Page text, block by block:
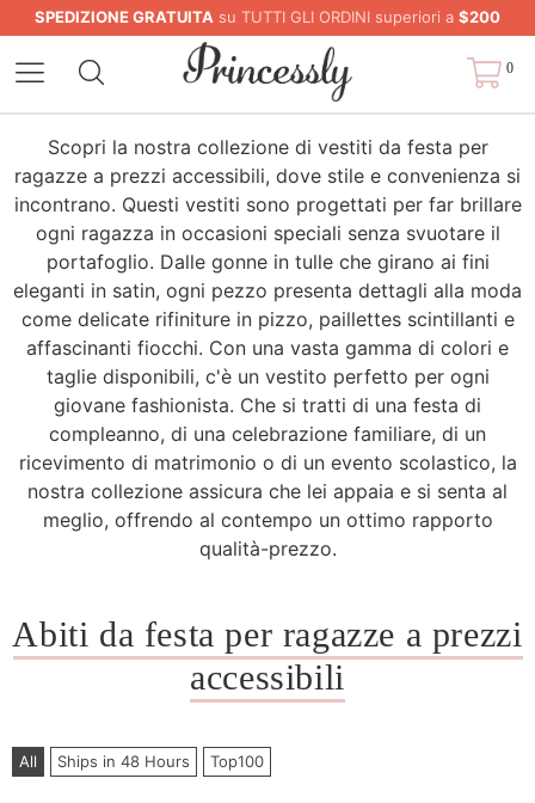
SPEDIZIONE GRATUITA su TUTTI GLI ORDINI superiori a $200
0
Scopri la nostra collezione di vestiti da festa per
ragazze a prezzi accessibili, dove stile e convenienza si
incontrano. Questi vestiti sono progettati per far brillare
ogni ragazza in occasioni speciali senza svuotare il
portafoglio. Dalle gonne in tulle che girano ai fini
eleganti in satin, ogni pezzo presenta dettagli alla moda
come delicate rifiniture in pizzo, paillettes scintillanti e
affascinanti fiocchi. Con una vasta gamma di colori e
taglie disponibili, c'è un vestito perfetto per ogni
giovane fashionista. Che si tratti di una festa di
compleanno, di una celebrazione familiare, di un
ricevimento di matrimonio o di un evento scolastico, la
nostra collezione assicura che lei appaia e si senta al
meglio, offrendo al contempo un ottimo rapporto
qualità-prezzo.
Abiti da festa per ragazze a prezzi
accessibili
All Ships in 48 Hours Top100